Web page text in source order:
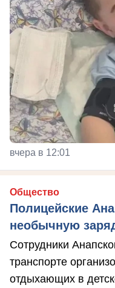
вчера в 12:01
Общество
Полицейские
необычную
Сотрудники
транспорте
отдыхающих в